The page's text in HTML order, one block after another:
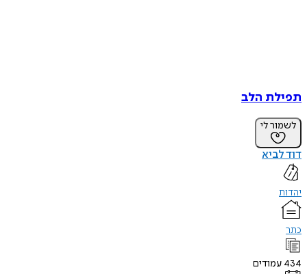
תפילת הלב
לשמור לי
דוד לביא
יהדות
כתר
434 עמודים